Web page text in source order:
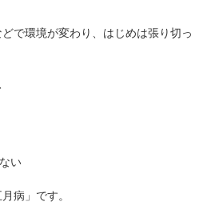
で環境が変わり、はじめは張り切っ
い
病」です。